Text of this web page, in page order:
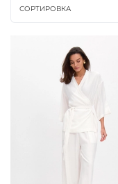
СОРТИРОВКА